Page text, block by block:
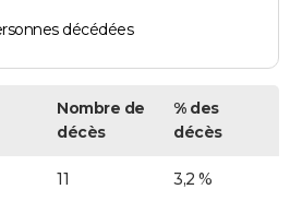
décédées
Nombre de
décès
% des
décès
11 3,2 %